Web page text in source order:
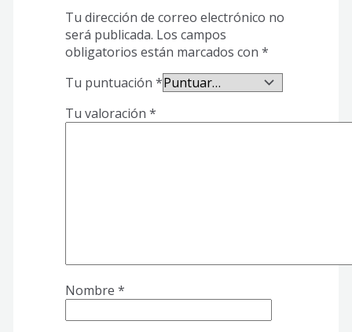
Tu dirección de correo electrónico no
será publicada. Los campos
obligatorios están marcados con *
Tu puntuación *
Tu valoración *
Nombre *